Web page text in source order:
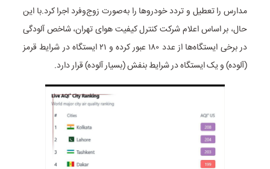
مدارس را تعطیل و تردد خودروها را به‌صورت زوج‌وفرد اجرا کرد.با این
حال، بر اساس اعلام شرکت کنترل کیفیت هوای تهران، شاخص آلودگی
در برخی ایستگاه‌ها از عدد ۱۸۰ عبور کرده و ۲۱ ایستگاه در شرایط قرمز
(آلوده) و یک ایستگاه در شرایط بنفش (بسیار آلوده) قرار دارد.